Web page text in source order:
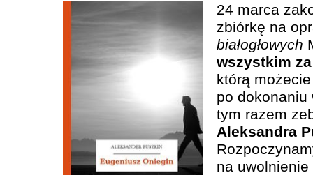
24 marca
zbiórkę na
białogłowych
wszystkim
którą możecie
po dokonaniu
tym razem
Aleksandra
na